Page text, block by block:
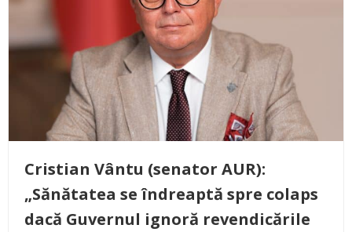
Cristian Vântu (senator AUR):
„Sănătatea se îndreaptă spre colaps
dacă Guvernul ignoră revendicările